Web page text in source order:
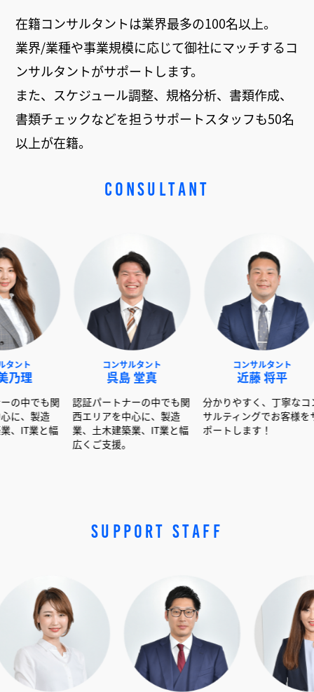
在籍コンサルタントは業界最多の100名以上。
業界/業種や事業規模に応じて御社にマッチするコ
ンサルタントがサポートします。
また、スケジュール調整、規格分析、書類作成、
書類チェックなどを担うサポートスタッフも50名
以上が在籍。
CONSULTANT
コンサルタント
認証パートナーの中でも関
西エリアを中心に、製造
業、土木建築業、IT業と幅
広くご支援。
コンサルタント
分かりやすく、丁寧なコン
サルティングでお客様をサ
ポートします！
システ
ア業界
はお任
SUPPORT STAFF